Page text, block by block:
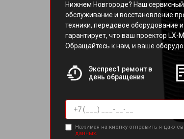
Нижнем Новгороде? Наш
обслуживание и восстановление
техники, передовое оборудование
гарантирует, что ваш проектор LX-
Обращайтесь к нам, и ваше
Экспрес1 ремонт в
день обращения
Нажимая на кнопку отправить я даю
данных.